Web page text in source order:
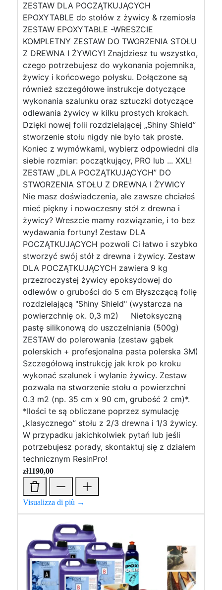
ZESTAW DLA POCZĄTKUJĄCYCH
EPOXYTABLE do stołów z żywicy & rzemiosła
ZESTAW EPOXYTABLE -WRESZCIE
KOMPLETNY ZESTAW DO TWORZENIA STOŁU
Z DREWNA I ŻYWICY! Znajdziesz tu wszystko,
czego potrzebujesz do wykonania pojemnika,
żywicy i końcowego połysku. Dołączone są
również szczegółowe instrukcje dotyczące
wykonania szalunku oraz sztuczki dotyczące
odlewania żywicy w kilku prostych krokach.
Dzięki nowej folii rozdzielającej „Shiny Shield”
stworzenie stołu nigdy nie było tak proste.
Koniec z wymówkami, wybierz odpowiedni dla
siebie rozmiar: początkujący, PRO lub ... XXL!
ZESTAW „DLA POCZĄTKUJĄCYCH” DO
STWORZENIA STOŁU Z DREWNA I ŻYWICY
Nie masz doświadczenia, ale zawsze chciałeś
mieć piękny i nowoczesny stół z drewna i
żywicy? Wreszcie mamy rozwiązanie, i to bez
wydawania fortuny! Zestaw DLA
POCZĄTKUJĄCYCH pozwoli Ci łatwo i szybko
stworzyć swój stół z drewna i żywicy. Zestaw
DLA POCZĄTKUJĄCYCH zawiera 9 kg
przezroczystej żywicy epoksydowej do
odlewów o grubości do 5 cm Błyszczącą folię
rozdzielającą "Shiny Shield" (wystarcza na
powierzchnię ok. 0,3 m2) Nietoksyczną
pastę silikonową do uszczelniania (500g)
ZESTAW do polerowania (zestaw gąbek
polerskich + profesjonalna pasta polerska 3M)
Szczegółową instrukcję jak krok po kroku
wykonać szalunek i wylanie żywicy. Zestaw
pozwala na stworzenie stołu o powierzchni
0.3 m2 (np. 35 cm x 90 cm, grubość 2 cm)*.
*Ilości te są obliczane poprzez symulację
„klasycznego” stołu z 2/3 drewna i 1/3 żywicy.
W przypadku jakichkolwiek pytań lub jeśli
potrzebujesz porady, skontaktuj się z działem
technicznym ResinPro!
zł1190,00
Visualizza di più →